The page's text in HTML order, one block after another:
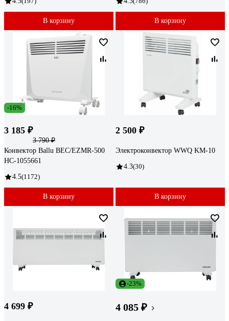
В корзину В корзину
-16%
3 185 ₽
3 790 ₽
Конвектор Ballu BEC/EZMR-500
НС-1055661
4.5(1172)
В корзину
2 500 ₽
Электроконвектор WWQ KM-10
4.3(30)
В корзину
4 699 ₽
-23%
4 085 ₽